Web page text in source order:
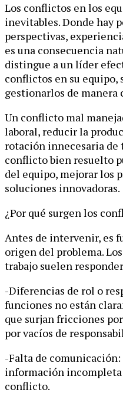
Los conflictos en los
inevitables. Donde hay
perspectivas,
es una consecuencia
distingue a un líder
conflictos en su equipo,
gestionarlos de manera
Un conflicto mal
laboral, reducir la
rotación innecesaria de
conflicto bien resuelto
del equipo, mejorar los
soluciones innovadoras.
¿Por qué surgen los
Antes de intervenir, es
origen del problema.
trabajo suelen
-Diferencias de rol o
funciones no están
que surjan fricciones
por vacíos de
-Falta de
información incompleta
conflicto.